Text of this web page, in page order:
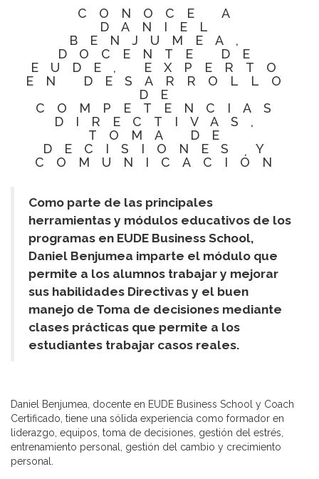
CONOCE A
DANIEL
BENJUMEA,
DOCENTE DE
EUDE, EXPERTO
EN DESARROLLO
DE
COMPETENCIAS
DIRECTIVAS,
TOMA DE
DECISIONES Y
COMUNICACIÓN
Como parte de las principales
herramientas y módulos educativos de los
programas en EUDE Business School,
Daniel Benjumea imparte el módulo que
permite a los alumnos trabajar y mejorar
sus habilidades Directivas y el buen
manejo de Toma de decisiones mediante
clases prácticas que permite a los
estudiantes trabajar casos reales.
Daniel Benjumea, docente en EUDE Business School y Coach
Certificado, tiene una sólida experiencia como formador en
liderazgo, equipos, toma de decisiones, gestión del estrés,
entrenamiento personal, gestión del cambio y crecimiento
personal.